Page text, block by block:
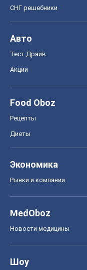
СНГ решебники
Авто
Тест Драйв
Акции
Food Oboz
Рецепты
Диеты
Экономика
Рынки и компании
MedOboz
Новости медицины
Шоу